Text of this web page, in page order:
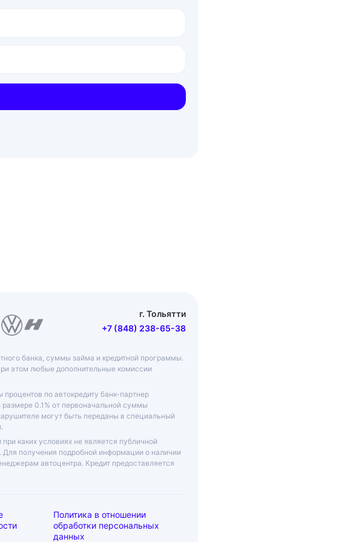
г. Тольятти
+7 (848) 238-65-38
банка, суммы займа и кредитной программы.
этом любые дополнительные комиссии
по автокредиту банк-партнер
0.1% от первоначальной суммы
могут быть переданы в специальный
каких условиях не является публичной
получения подробной информации о наличии
автоцентра. Кредит предоставляется
Политика в отношении
обработки персональных
данных